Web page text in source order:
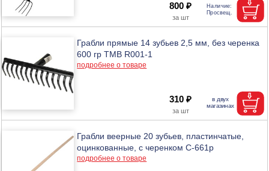
800 ₽
Грабли прямые 14 зубьев 2,5 мм, без черенка
600 гр ТМВ R001-1
подробнее о товаре
310 ₽
Грабли веерные 20 зубьев, пластинчатые,
оцинкованные, с черенком С-661р
подробнее о товаре